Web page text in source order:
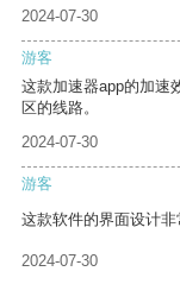
2024-07-30
游客
这款加速器app的加速
区的线路。
2024-07-30
游客
这款软件的界面设计非
2024-07-30